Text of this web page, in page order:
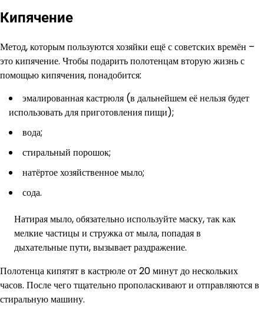
Кипячение
Метод, которым пользуются хозяйки ещё с советских времён –
это кипячение. Чтобы подарить полотенцам вторую жизнь с
помощью кипячения, понадобится:
эмалированная кастрюля (в дальнейшем её нельзя будет
использовать для приготовления пищи);
вода;
стиральный порошок;
натёртое хозяйственное мыло;
сода.
Натирая мыло, обязательно используйте маску, так как
мелкие частицы и стружка от мыла, попадая в
дыхательные пути, вызывает раздражение.
Полотенца кипятят в кастрюле от 20 минут до нескольких
часов. После чего тщательно прополаскивают и отправляются в
стиральную машину.